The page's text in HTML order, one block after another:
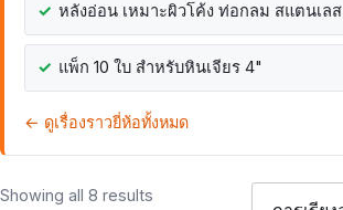
หลังอ่อน เหมาะผิวโค้ง ท่อกลม สแตนเลส
แพ็ก 10 ใบ สำหรับหินเจียร 4"
← ดูเรื่องราวยี่ห้อทั้งหมด
Showing all 8 results